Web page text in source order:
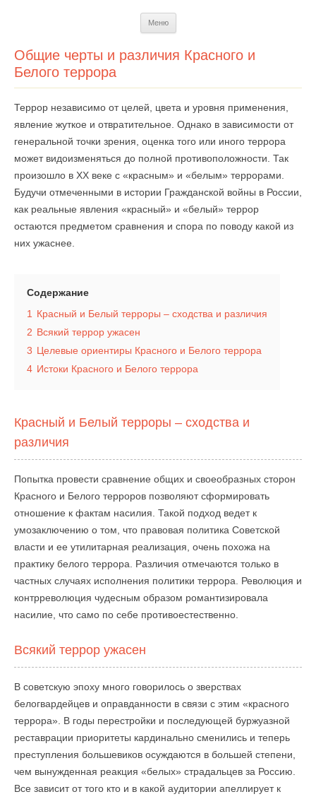
Меню
Общие черты и различия Красного и
Белого террора
Террор независимо от целей, цвета и уровня применения,
явление жуткое и отвратительное. Однако в зависимости от
генеральной точки зрения, оценка того или иного террора
может видоизменяться до полной противоположности. Так
произошло в XX веке с «красным» и «белым» террорами.
Будучи отмеченными в истории Гражданской войны в России,
как реальные явления «красный» и «белый» террор
остаются предметом сравнения и спора по поводу какой из
них ужаснее.
Содержание
1
Красный и Белый терроры – сходства и различия
2 Всякий террор ужасен
3 Целевые ориентиры Красного и Белого террора
4 Истоки Красного и Белого террора
Красный и Белый терроры – сходства и
различия
Попытка провести сравнение общих и своеобразных сторон
Красного и Белого терроров позволяют сформировать
отношение к фактам насилия. Такой подход ведет к
умозаключению о том, что правовая политика Советской
власти и ее утилитарная реализация, очень похожа на
практику белого террора. Различия отмечаются только в
частных случаях исполнения политики террора. Революция и
контрреволюция чудесным образом романтизировала
насилие, что само по себе противоестественно.
Всякий террор ужасен
В советскую эпоху много говорилось о зверствах
белогвардейцев и оправданности в связи с этим «красного
террора». В годы перестройки и последующей буржуазной
реставрации приоритеты кардинально сменились и теперь
преступления большевиков осуждаются в большей степени,
чем вынужденная реакция «белых» страдальцев за Россию.
Все зависит от того кто и в какой аудитории апеллирует к